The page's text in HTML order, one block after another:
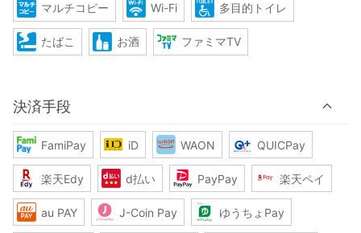
マルチコピー Wi-Fi 多目的トイレ
たばこ お酒 ファミマTV
決済手段
FamiPay iD WAON QUICPay
楽天Edy d払い PayPay 楽天ペイ
au PAY J-Coin Pay ゆうちょPay